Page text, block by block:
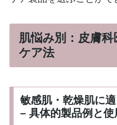
肌悩み別：皮膚
ケア法
敏感肌・乾燥肌に
– 具体的製品例と